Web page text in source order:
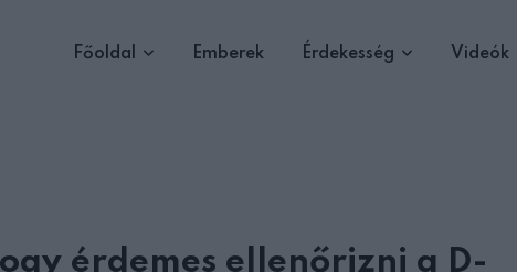
Főoldal Emberek Érdekesség Videók
érdemes ellenőrizni a D-